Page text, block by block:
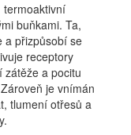
termoaktivní
buňkami. Ta,
a přizpůsobí se
receptory
zátěže a pocitu
je vnímán
tlumení otřesů a